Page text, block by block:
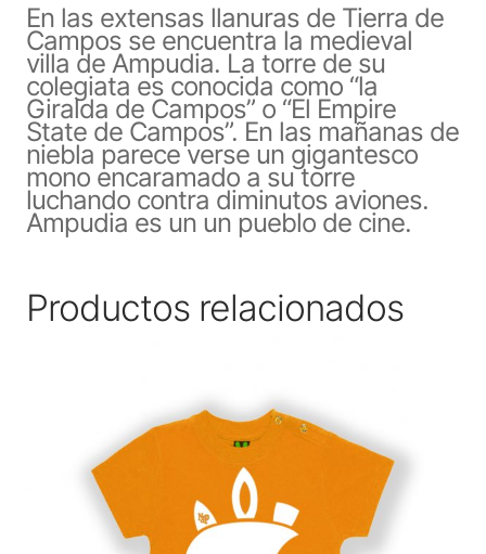
En las extensas llanuras de Tierra de
Campos se encuentra la medieval
villa de Ampudia. La torre de su
colegiata es conocida como “la
Giralda de Campos” o “El Empire
State de Campos”. En las mañanas de
niebla parece verse un gigantesco
mono encaramado a su torre
luchando contra diminutos aviones.
Ampudia es un un pueblo de cine.
Productos relacionados